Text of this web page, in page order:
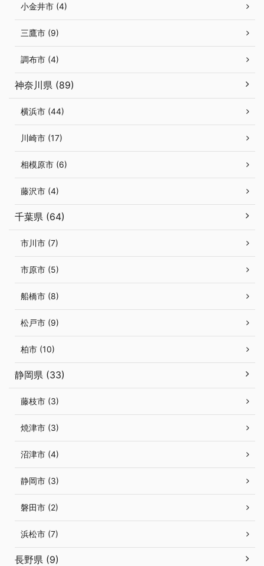
小金井市 (4)
三鷹市 (9)
調布市 (4)
神奈川県 (89)
横浜市 (44)
川崎市 (17)
相模原市 (6)
藤沢市 (4)
千葉県 (64)
市川市 (7)
市原市 (5)
船橋市 (8)
松戸市 (9)
柏市 (10)
静岡県 (33)
藤枝市 (3)
焼津市 (3)
沼津市 (4)
静岡市 (3)
磐田市 (2)
浜松市 (7)
長野県 (9)